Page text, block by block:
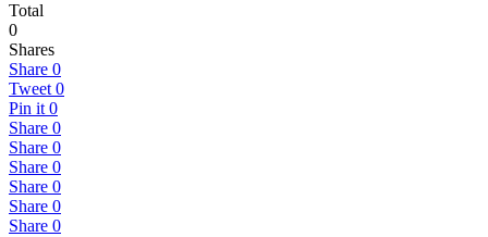
Total
0
Shares
Share 0
Tweet 0
Pin it 0
Share 0
Share 0
Share 0
Share 0
Share 0
Share 0